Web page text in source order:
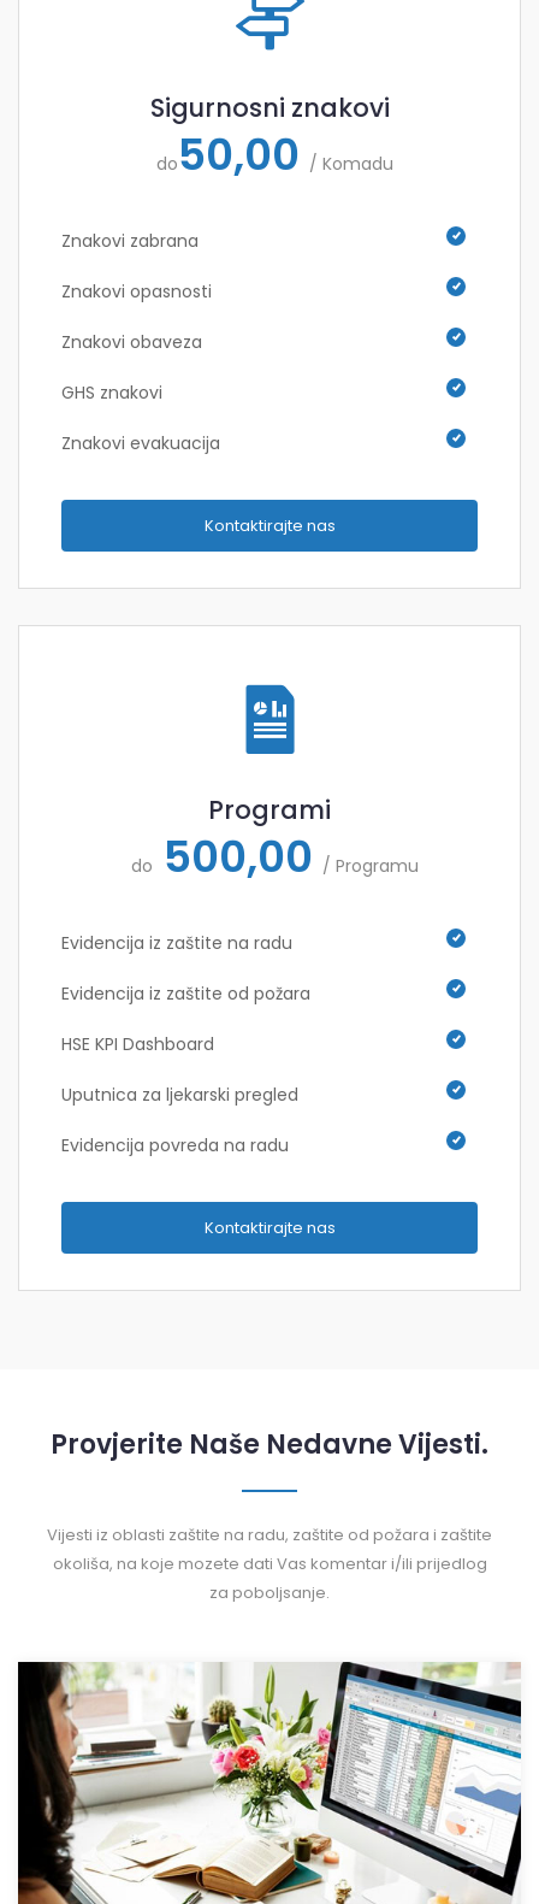
Sigurnosni znakovi
do50,00 / Komadu
Znakovi zabrana
Znakovi opasnosti
Znakovi obaveza
GHS znakovi
Znakovi evakuacija
Kontaktirajte nas
Programi
do 500,00 / Programu
Evidencija iz zaštite na radu
Evidencija iz zaštite od požara
HSE KPI Dashboard
Uputnica za ljekarski pregled
Evidencija povreda na radu
Kontaktirajte nas
Provjerite Naše Nedavne Vijesti.
Vijesti iz oblasti zaštite na radu, zaštite od požara i zaštite
okoliša, na koje mozete dati Vas komentar i/ili prijedlog
za poboljsanje.